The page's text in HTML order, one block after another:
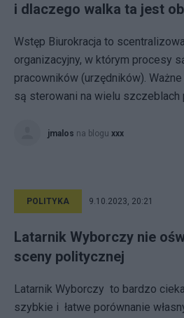
i dlaczego walka ta jest
Wstęp Biurokracja to
organizacyjny, w którym procesy
pracowników (urzędników).
są sterowani na wielu szczeblach
jmalos na blogu xxx
POLITYKA 9.10.2023, 20:21
Latarnik Wyborczy nie
sceny politycznej
Latarnik Wyborczy to bardzo
szybkie i łatwe porównanie